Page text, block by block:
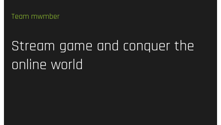
Team mwmber
Stream game and conquer the
online world